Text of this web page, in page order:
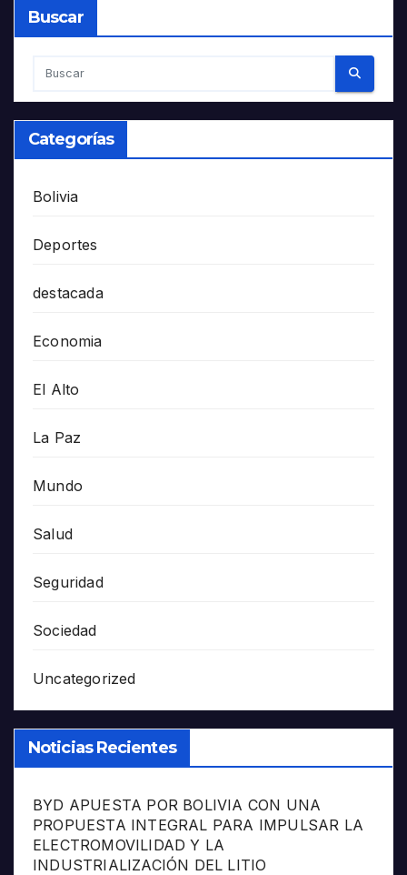
Buscar
Categorías
Bolivia
Deportes
destacada
Economia
El Alto
La Paz
Mundo
Salud
Seguridad
Sociedad
Uncategorized
Noticias Recientes
BYD APUESTA POR BOLIVIA CON UNA
PROPUESTA INTEGRAL PARA IMPULSAR LA
ELECTROMOVILIDAD Y LA
INDUSTRIALIZACIÓN DEL LITIO